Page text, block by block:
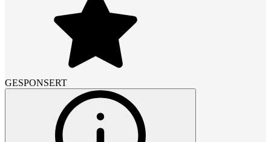
GESPONSERT